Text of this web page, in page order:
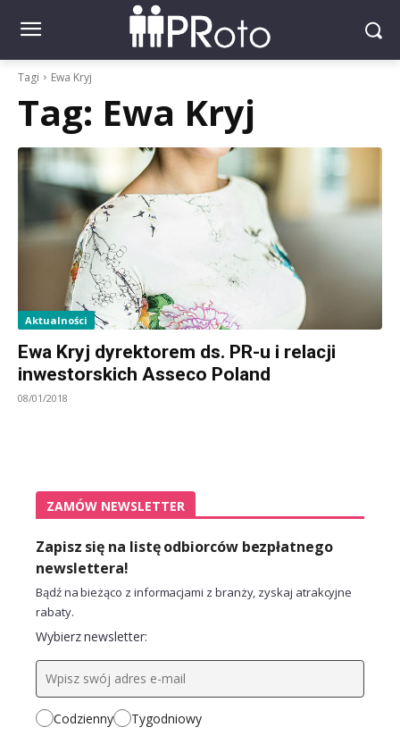
Tagi Ewa Kryj
Tag: Ewa Kryj
Aktualności
Ewa Kryj dyrektorem ds. PR-u i relacji
inwestorskich Asseco Poland
08/01/2018
ZAMÓW NEWSLETTER
Zapisz się na listę odbiorców bezpłatnego
newslettera!
Bądź na bieżąco z informacjami z branży, zyskaj atrakcyjne
rabaty.
Wybierz newsletter:
Codzienny Tygodniowy